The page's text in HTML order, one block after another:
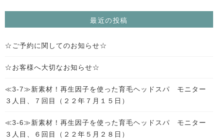
最近の投稿
☆ご予約に関してのお知らせ☆
☆お客様へ大切なお知らせ☆
≪3-7≫新素材！再生因子を使った育毛ヘッドスパ モニター
３人目、７回目（２２年７月１５日）
≪3-6≫新素材！再生因子を使った育毛ヘッドスパ モニター
３人目、６回目（２２年５月２８日）